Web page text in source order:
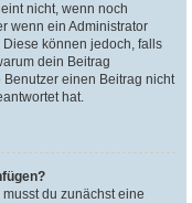
nicht, wenn noch
wenn ein Administrator
können jedoch, falls
dein Beitrag
einen Beitrag nicht
hat.
du zunächst eine